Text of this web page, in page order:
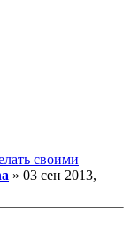
своими
» 03 сен 2013,